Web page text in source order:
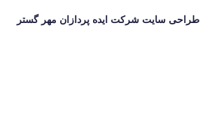
طراحی سایت شرکت ایده پردازان مهر گستر